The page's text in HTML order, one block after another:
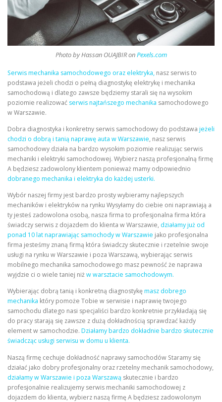
Photo by Hassan OUAJBIR onPexels.com
Serwis mechanika samochodowego oraz elektryka, nasz serwis to
podstawa jeżeli chodzi o pełną diagnostykę elektrykę i mechanika
samochodową i dlatego zawsze będziemy starali się na wysokim
poziomie realizować serwis najtańszego mechanika samochodowego
w Warszawie.
Dobra diagnostyka i konkretny serwis samochodowy do podstawa jeżeli
chodzi o dobrą i tanią naprawę auta w Warszawie, nasz serwis
samochodowy działa na bardzo wysokim poziomie realizując serwis
mechaniki i elektryki samochodowej. Wybierz naszą profesjonalną firmę
A będziesz zadowolony klientem ponieważ mamy odpowiednio
dobranego mechanika i elektryka do każdej usterki.
Wybór naszej firmy jest bardzo prosty wybieramy najlepszych
mechaników i elektryków na rynku Wysyłamy do ciebie oni naprawiają a
ty jesteś zadowolona osobą, nasza firma to profesjonalna firma która
świadczy serwis z dojazdem do klienta w Warszawie, działamy już od
ponad 10 lat naprawiając samochody w Warszawie jako profesjonalna
firma jesteśmy znaną firmą która świadczy skutecznie i rzetelnie swoje
usługi na rynku w Warszawie i poza Warszawą, wybierając serwis
mobilnego mechanika samochodowego masz pewność że naprawa
wyjdzie ci o wiele taniej niżw warsztacie samochodowym.
Wybierając dobrą tanią i konkretną diagnostykęmasz dobrego
mechanika który pomoże Tobie w serwisie i naprawię twojego
samochodu dlatego nasi specjaliści bardzo konkretnie przykładają się
do pracy starają się zawsze z dużą dokładnością sprawdzać każdy
element w samochodzie. Działamy bardzo dokładnie bardzo skutecznie
świadcząc usługi serwisu w domu u klienta.
Naszą firmę cechuje dokładność naprawy samochodów Staramy się
działać jako dobry profesjonalny oraz rzetelny mechanik samochodowy,
działamy w Warszawie i poza Warszawą skutecznie i bardzo
profesjonalnie realizujemy serwis mechaniki samochodowej z
dojazdem do klienta, wybierz naszą firmę A będziesz zadowolonym